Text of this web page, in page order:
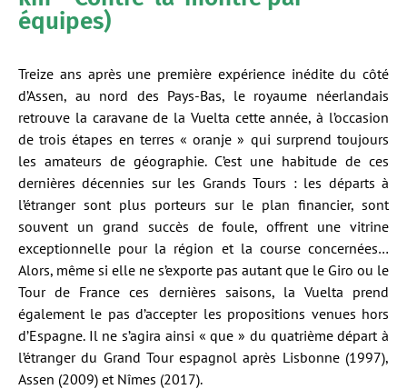
équipes)
Treize ans après une première expérience inédite du côté
d’Assen, au nord des Pays-Bas, le royaume néerlandais
retrouve la caravane de la Vuelta cette année, à l’occasion
de trois étapes en terres « oranje » qui surprend toujours
les amateurs de géographie. C’est une habitude de ces
dernières décennies sur les Grands Tours : les départs à
l’étranger sont plus porteurs sur le plan financier, sont
souvent un grand succès de foule, offrent une vitrine
exceptionnelle pour la région et la course concernées…
Alors, même si elle ne s’exporte pas autant que le Giro ou le
Tour de France ces dernières saisons, la Vuelta prend
également le pas d’accepter les propositions venues hors
d’Espagne. Il ne s’agira ainsi « que » du quatrième départ à
l’étranger du Grand Tour espagnol après Lisbonne (1997),
Assen (2009) et Nîmes (2017).